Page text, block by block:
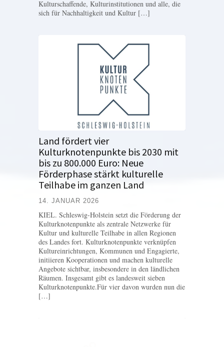
Kulturschaffende, Kulturinstitutionen und alle, die
sich für Nachhaltigkeit und Kultur […]
Land fördert vier
Kulturknotenpunkte bis 2030 mit
bis zu 800.000 Euro: Neue
Förderphase stärkt kulturelle
Teilhabe im ganzen Land
14. JANUAR 2026
KIEL. Schleswig-Holstein setzt die Förderung der
Kulturknotenpunkte als zentrale Netzwerke für
Kultur und kulturelle Teilhabe in allen Regionen
des Landes fort. Kulturknotenpunkte verknüpfen
Kultureinrichtungen, Kommunen und Engagierte,
initiieren Kooperationen und machen kulturelle
Angebote sichtbar, insbesondere in den ländlichen
Räumen. Insgesamt gibt es landesweit sieben
Kulturknotenpunkte.Für vier davon wurden nun die
[…]